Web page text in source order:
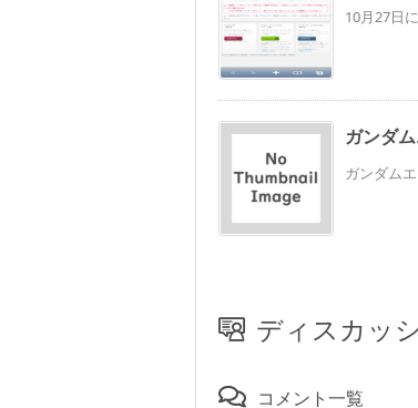
10月27日
ガンダ
ガンダム
ディスカッ
コメント一覧